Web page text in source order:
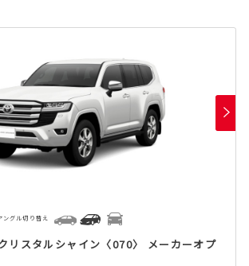
リスタルシャイン〈070〉 メーカーオプ
ングル切り替え